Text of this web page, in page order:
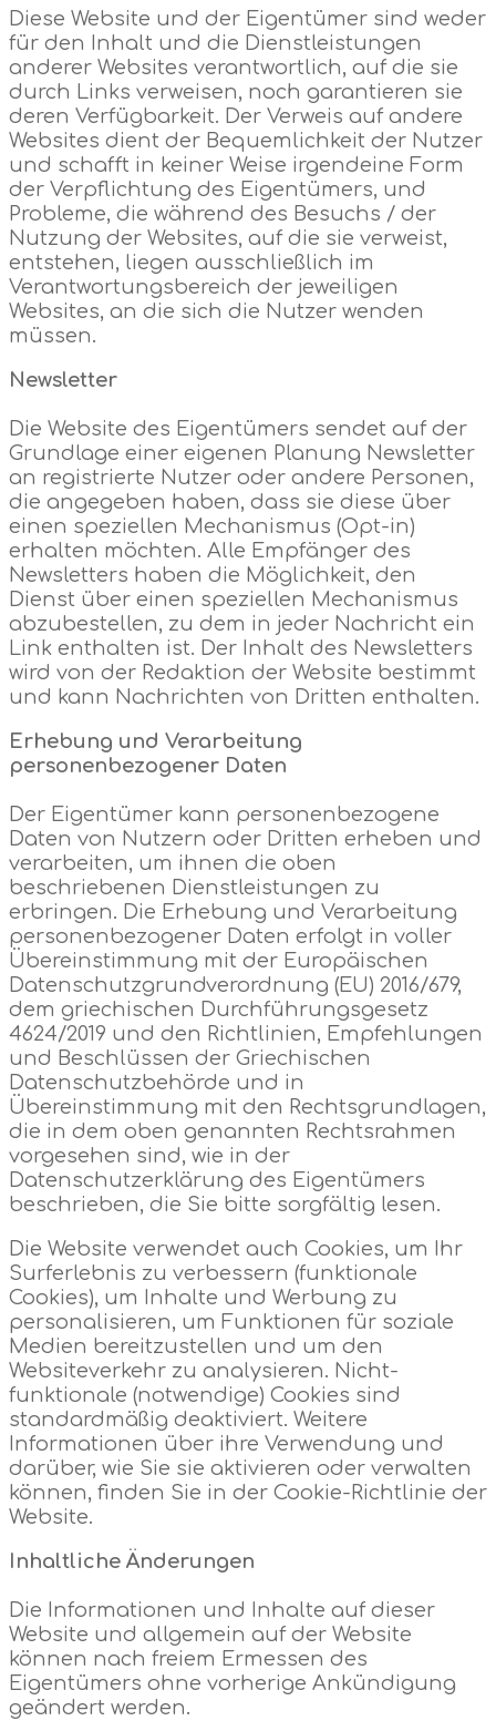
Diese Website und der Eigentümer sind weder
für den Inhalt und die Dienstleistungen
anderer Websites verantwortlich, auf die sie
durch Links verweisen, noch garantieren sie
deren Verfügbarkeit. Der Verweis auf andere
Websites dient der Bequemlichkeit der Nutzer
und schafft in keiner Weise irgendeine Form
der Verpflichtung des Eigentümers, und
Probleme, die während des Besuchs / der
Nutzung der Websites, auf die sie verweist,
entstehen, liegen ausschließlich im
Verantwortungsbereich der jeweiligen
Websites, an die sich die Nutzer wenden
müssen.
Newsletter
Die Website des Eigentümers sendet auf der
Grundlage einer eigenen Planung Newsletter
an registrierte Nutzer oder andere Personen,
die angegeben haben, dass sie diese über
einen speziellen Mechanismus (Opt-in)
erhalten möchten. Alle Empfänger des
Newsletters haben die Möglichkeit, den
Dienst über einen speziellen Mechanismus
abzubestellen, zu dem in jeder Nachricht ein
Link enthalten ist. Der Inhalt des Newsletters
wird von der Redaktion der Website bestimmt
und kann Nachrichten von Dritten enthalten.
Erhebung und Verarbeitung
personenbezogener Daten
Der Eigentümer kann personenbezogene
Daten von Nutzern oder Dritten erheben und
verarbeiten, um ihnen die oben
beschriebenen Dienstleistungen zu
erbringen. Die Erhebung und Verarbeitung
personenbezogener Daten erfolgt in voller
Übereinstimmung mit der Europäischen
Datenschutzgrundverordnung (EU) 2016/679,
dem griechischen Durchführungsgesetz
4624/2019 und den Richtlinien, Empfehlungen
und Beschlüssen der Griechischen
Datenschutzbehörde und in
Übereinstimmung mit den Rechtsgrundlagen,
die in dem oben genannten Rechtsrahmen
vorgesehen sind, wie in der
Datenschutzerklärung des Eigentümers
beschrieben, die Sie bitte sorgfältig lesen.
Die Website verwendet auch Cookies, um Ihr
Surferlebnis zu verbessern (funktionale
Cookies), um Inhalte und Werbung zu
personalisieren, um Funktionen für soziale
Medien bereitzustellen und um den
Websiteverkehr zu analysieren. Nicht-
funktionale (notwendige) Cookies sind
standardmäßig deaktiviert. Weitere
Informationen über ihre Verwendung und
darüber, wie Sie sie aktivieren oder verwalten
können, finden Sie in der Cookie-Richtlinie der
Website.
Inhaltliche Änderungen
Die Informationen und Inhalte auf dieser
Website und allgemein auf der Website
können nach freiem Ermessen des
Eigentümers ohne vorherige Ankündigung
geändert werden.